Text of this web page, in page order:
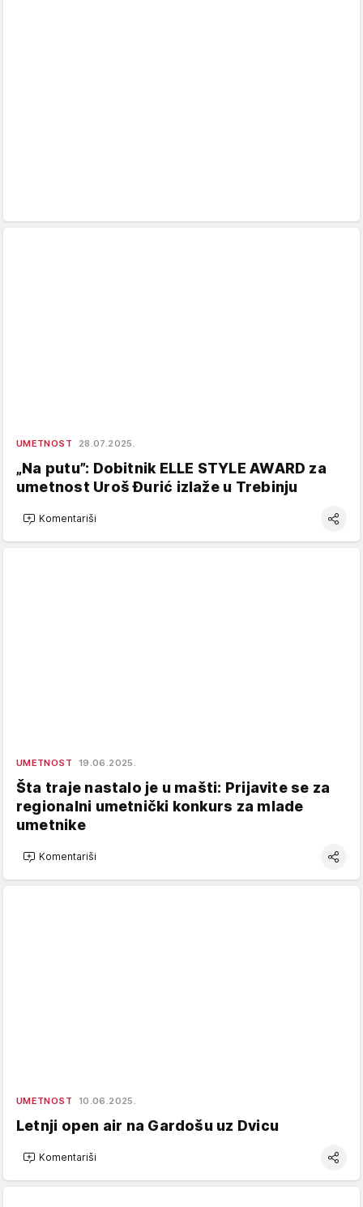
UMETNOST 28.07.2025.
„Na putu”: Dobitnik ELLE STYLE AWARD za
umetnost Uroš Đurić izlaže u Trebinju
Komentariši
UMETNOST 19.06.2025.
Šta traje nastalo je u mašti: Prijavite se za
regionalni umetnički konkurs za mlade
umetnike
Komentariši
UMETNOST 10.06.2025.
Letnji open air na Gardošu uz Dvicu
Komentariši